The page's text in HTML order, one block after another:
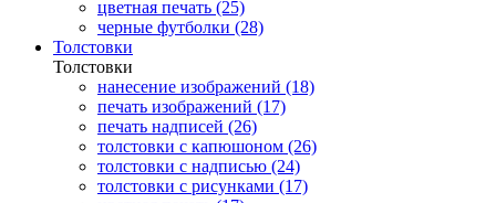
цветная печать (25)
черные футболки (28)
Толстовки
Толстовки
нанесение изображений (18)
печать изображений (17)
печать надписей (26)
толстовки с капюшоном (26)
толстовки с надписью (24)
толстовки с рисунками (17)